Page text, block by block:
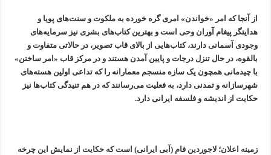
از آنجا که امر «خواندن» امری گره خورده به ملکوت و سنت‌های پویا و
هدایتگر پیغام آوران وحی است و بهترین کتاب‌های بشری نیز سرمایه‌های
وجودی آسمانی دارند، کتاب‌هایی از بالای قاب تصویر، در حالاتی متفاوت و
بالقوه، در حال تنزل درجات و پایین آمدن هستند و در مرکز قاب «امر ساختن»
با چیدمانی همچون یک سازه منسجم معمارانه را که تداعی اولین هسته‌های
شهرسازانه و تمدنی دارد، به فعلیت می‌رسانند که در هم تنیدگی کتاب‌ها نیز
حکایت از اندیشه و فلسفه ایرانی دارد.
زمینه اعلان؛ لاجوردین فام (آبی ایرانی) است که حکایت از نمایش این چرخه